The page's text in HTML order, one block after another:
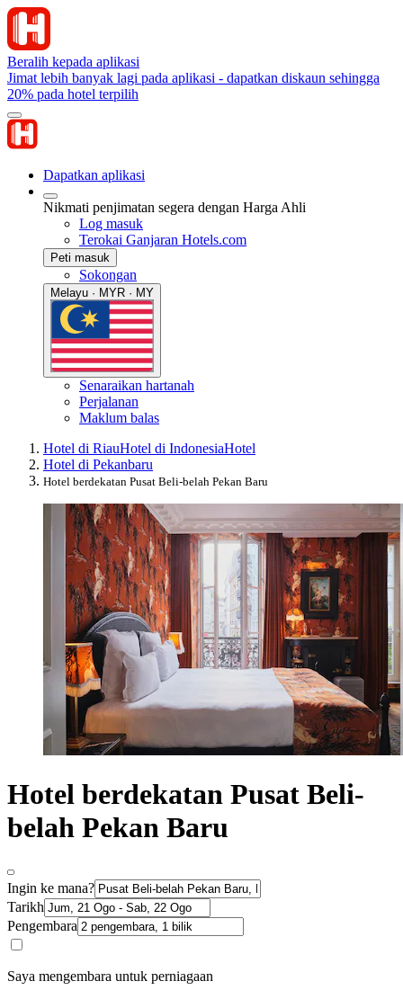
Beralih kepada aplikasi
Jimat lebih banyak lagi pada aplikasi - dapatkan diskaun sehingga
20% pada hotel terpilih
Dapatkan aplikasi
Nikmati penjimatan segera dengan Harga Ahli
Log masuk
Terokai Ganjaran Hotels.com
Peti masuk
Sokongan
Melayu · MYR · MY
Senaraikan hartanah
Perjalanan
Maklum balas
Hotel di RiauHotel di IndonesiaHotel
Hotel di Pekanbaru
Hotel berdekatan Pusat Beli-belah Pekan Baru
Hotel berdekatan Pusat Beli-
belah Pekan Baru
Ingin ke mana?
Tarikh
Pengembara
Saya mengembara untuk perniagaan